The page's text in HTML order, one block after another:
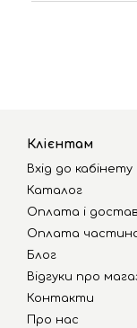
Клієнтам
Вхід до кабінету
Каталог
Оплата і
Оплата
Блог
Відгуки про
Контакти
Про нас